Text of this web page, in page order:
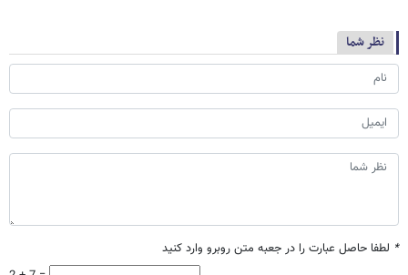
نظر شما
* لطفا حاصل عبارت را در جعبه متن روبرو وارد کنید